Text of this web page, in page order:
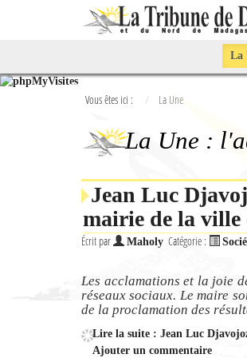
La
Vous êtes ici : La Une
La Une :
Jean Luc
mairie de la ville
Écrit par Maholy Catégorie :
Les acclamations et la joie
réseaux sociaux. Le maire
de la proclamation des
Lire la suite : Jean Luc
Ajouter un commentaire